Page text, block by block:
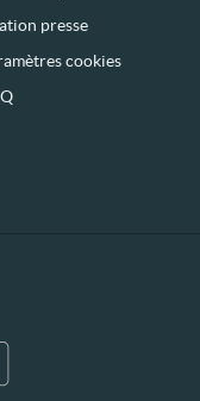
presse
cookies